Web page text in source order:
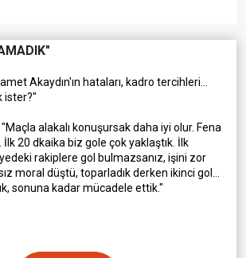
Akaydın'ın hataları, kadro tercihleri...
ister?"
alakalı konuşursak daha iyi olur. Fena
İlk 20 dkaika biz gole çok yaklaştık. İlk
rakiplere gol bulmazsanız, işini zor
moral düştü, toparladık derken ikinci gol...
sonuna kadar mücadele ettik."